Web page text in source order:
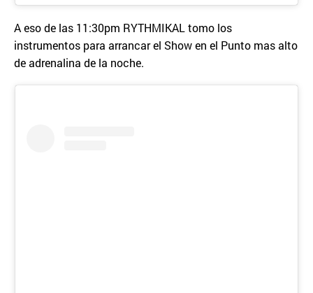
A eso de las 11:30pm RYTHMIKAL tomo los
instrumentos para arrancar el Show en el Punto mas alto
de adrenalina de la noche.